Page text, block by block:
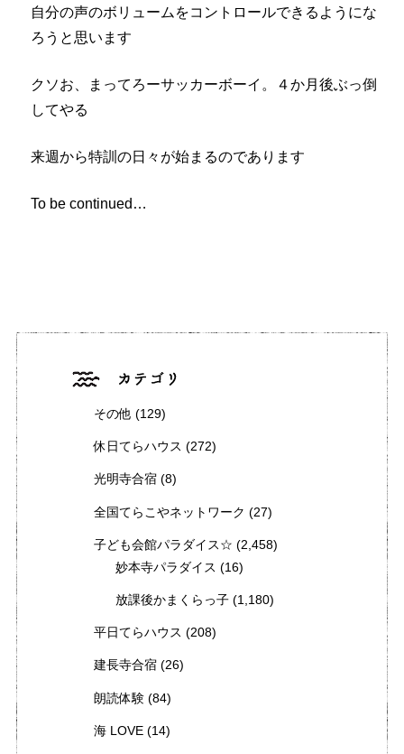
自分の声のボリュームをコントロールできるようにな
ろうと思います
クソお、まってろーサッカーボーイ。４か月後ぶっ倒
してやる
来週から特訓の日々が始まるのであります
To be continued…
その他 (129)
休日てらハウス (272)
光明寺合宿(8)
全国てらこやネットワーク (27)
子ども会館パラダイス☆ (2,458)
妙本寺パラダイス (16)
放課後かまくらっ子(1,180)
平日てらハウス (208)
建長寺合宿(26)
朗読体験(84)
海 LOVE(14)